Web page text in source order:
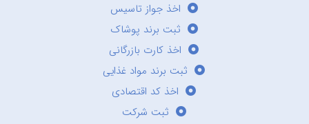
اخذ جواز تاسیس
ثبت برند پوشاک
اخذ کارت بازرگانی
ثبت برند مواد غذایی
اخذ کد اقتصادی
ثبت شرکت